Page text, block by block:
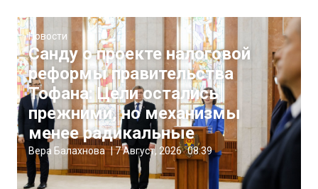
Новости
Санду о проекте налоговой
реформы правительства
Тофана: Цели остались
прежними, но механизмы
менее радикальные
Вера Балахнова |7 Август, 2026 08:39